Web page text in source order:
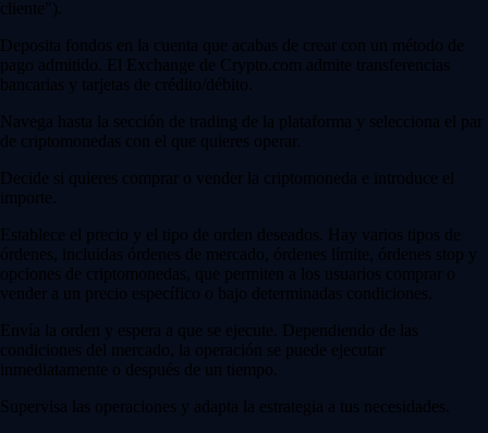
cliente").
Deposita fondos en la cuenta que acabas de crear con un método de
pago admitido. El Exchange de Crypto.com admite transferencias
bancarias y tarjetas de crédito/débito.
Navega hasta la sección de trading de la plataforma y selecciona el par
de criptomonedas con el que quieres operar.
Decide si quieres comprar o vender la criptomoneda e introduce el
importe.
Establece el precio y el tipo de orden deseados. Hay varios tipos de
órdenes, incluidas órdenes de mercado, órdenes límite, órdenes stop y
opciones de criptomonedas, que permiten a los usuarios comprar o
vender a un precio específico o bajo determinadas condiciones.
Envía la orden y espera a que se ejecute. Dependiendo de las
condiciones del mercado, la operación se puede ejecutar
inmediatamente o después de un tiempo.
Supervisa las operaciones y adapta la estrategia a tus necesidades.